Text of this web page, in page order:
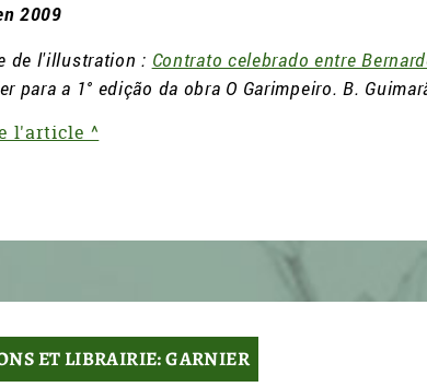
2009
de l'illustration : Contrato celebrado entre
para a 1° edição da obra O Garimpeiro. B.
l'article ^
ET LIBRAIRIE: GARNIER